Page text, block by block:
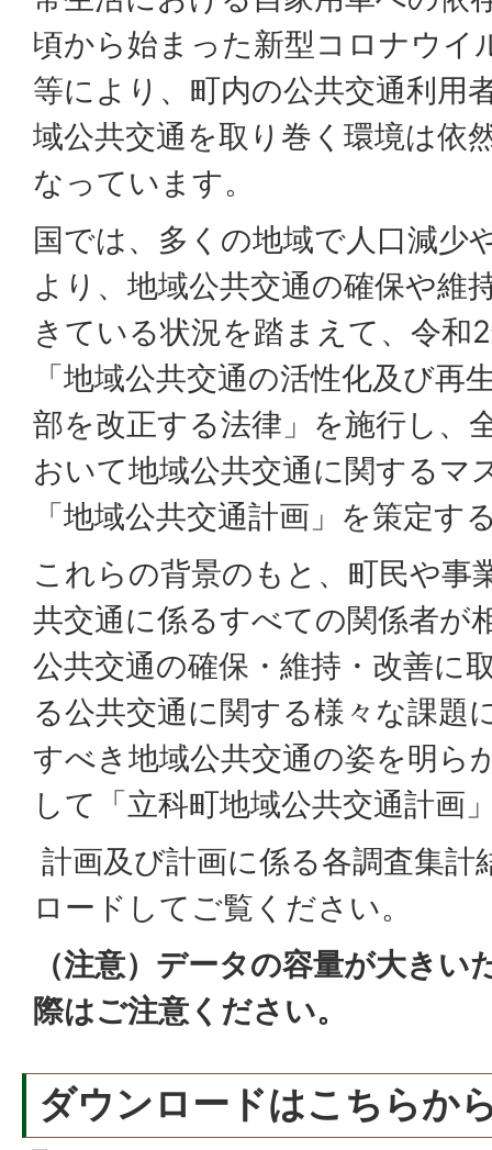
頃から始まった新型コロナウイ
等により、町内の公共交通利用
域公共交通を取り巻く環境は依
なっています。
国では、多くの地域で人口減少
より、地域公共交通の確保や維
きている状況を踏まえて、令和
「地域公共交通の活性化及び再
部を改正する法律」を施行し、
おいて地域公共交通に関するマ
「地域公共交通計画」を策定す
これらの背景のもと、町民や事
共交通に係るすべての関係者が
公共交通の確保・維持・改善に
る公共交通に関する様々な課題
すべき地域公共交通の姿を明ら
して「立科町地域公共交通計画
計画及び計画に係る各調査集
ロードしてご覧ください。
（注意）データの容量が大き
際はご注意ください。
ダウンロードはこちらか